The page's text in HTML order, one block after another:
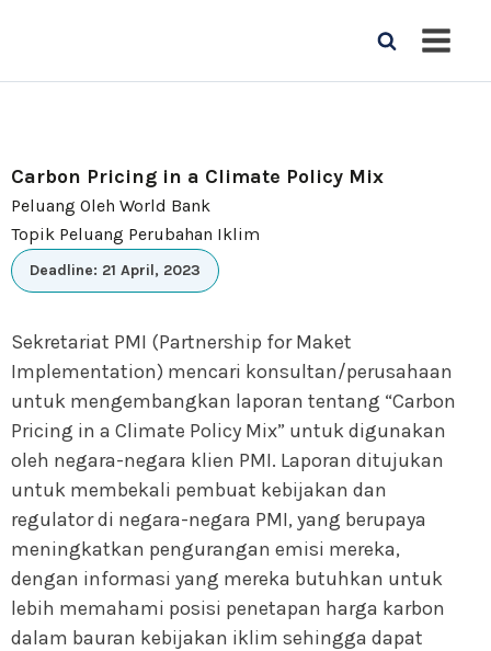
Carbon Pricing in a Climate Policy Mix
Peluang Oleh World Bank
Topik Peluang Perubahan Iklim
Deadline: 21 April, 2023
Sekretariat PMI (Partnership for Maket
Implementation) mencari konsultan/perusahaan
untuk mengembangkan laporan tentang “Carbon
Pricing in a Climate Policy Mix” untuk digunakan
oleh negara-negara klien PMI. Laporan ditujukan
untuk membekali pembuat kebijakan dan
regulator di negara-negara PMI, yang berupaya
meningkatkan pengurangan emisi mereka,
dengan informasi yang mereka butuhkan untuk
lebih memahami posisi penetapan harga karbon
dalam bauran kebijakan iklim sehingga dapat